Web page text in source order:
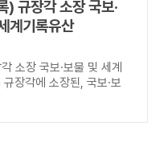
) 규장각 소장 국보·
계기록유산
소장 국보·보물 및 세계
장각에 소장된, 국보·보